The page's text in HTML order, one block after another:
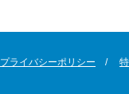
プライバシーポリシー